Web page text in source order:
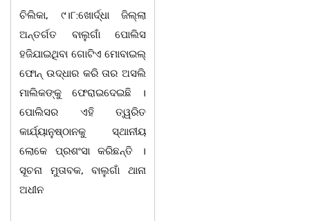
ଚିଲିକା, ୯।୮:ଖୋର୍ଦ୍ଧା ଜିଲ୍ଲା
ଅନ୍ତର୍ଗତ ବାଲୁଗାଁ ପୋଲିସ
ହଜିଯାଇଥିବା ଗୋଟିଏ ମୋବାଇଲ୍
ଫୋନ୍ ଉଦ୍ଧାର କରି ତାର ଅସଲି
ମାଲିକଙ୍କୁ ଫେରାଇଦେଇଛି ।
ପୋଲିସର ଏହି ତ୍ୱରିତ
କାର୍ଯ୍ୟାନୁଷ୍ଠାନକୁ ସ୍ଥାନୀୟ
ଲୋକେ ପ୍ରଶଂସା କରିଛନ୍ତି ।
ସୂଚନା ମୁତାବକ, ବାଲୁଗାଁ ଥାନା
ଅଧୀନ